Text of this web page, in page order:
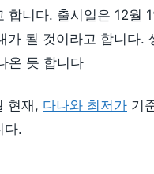
합니다. 출시일은 12월
가 될 것이라고 합니다.
온 듯 합니다
현재, 다나와 최저가 기
다.